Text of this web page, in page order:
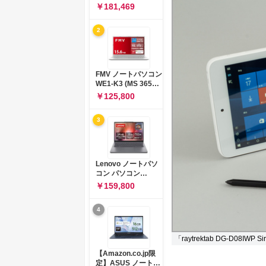
「raytrektab DG-D08IWP
コン 15-fd 15.6イン
チ インテル Core 5
120U メモリ16GB
SSD512GB
Windows 11
Microsoft Office
2024搭載 WPS
Office搭載 カメラシ
ャッター 指紋認証 薄
型 Copilotキー搭載
ナチュラルシルバー
￥181,469
2
FMV ノートパソコン
WE1-K3 (MS 365
Personal/Copilotキ
ー搭載/Win 11/15.6
型/Core
i5/16GB/SSD
512GB/ホワイト)
FMVWK3E15W_AZ
￥125,800
3
Lenovo ノートパソ
コン パソコン
IdeaPad Slim 3 14.0
インチ AMD
Ryzen™ 5 8640HS
メモリ16GB
SSD512GB
Microsoft 365 試用
版 Windows11 バッ
テリー駆動12.6時間
重量1.39kg ルナグレ
￥159,800
4
【Amazon.co.jp限
定】ASUS ノートパ